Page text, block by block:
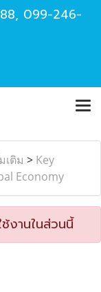
, 099-246-
เติม > Key
Economy
งานในส่วนนี้